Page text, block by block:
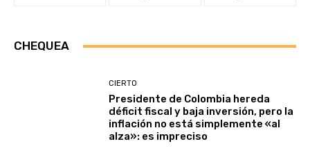
CHEQUEA
CIERTO
Presidente de Colombia hereda
déficit fiscal y baja inversión, pero la
inflación no está simplemente «al
alza»: es impreciso